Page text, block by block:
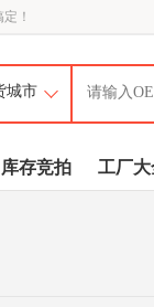
！
库存竞拍 工厂大